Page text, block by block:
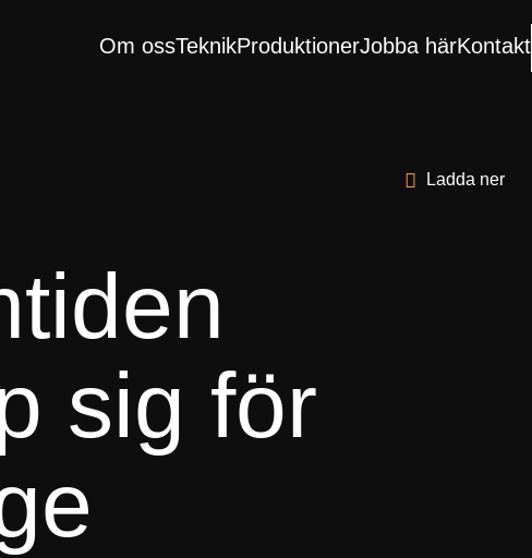
Om ossTeknikProduktionerJobba härKontakt
Ladda ner
sig för